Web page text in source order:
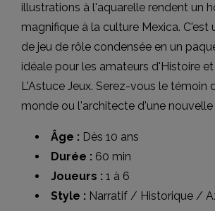
illustrations à l'aquarelle rendent un
magnifique à la culture Mexica. C'est
de jeu de rôle condensée en un
idéale pour les amateurs d'Histoire
L'Astuce Jeux. Serez-vous le témoin
monde ou l'architecte d'une nouvelle
Âge : Dès 10 ans
Durée : 60 min
Joueurs : 1 à 6
Style : Narratif / Historique /